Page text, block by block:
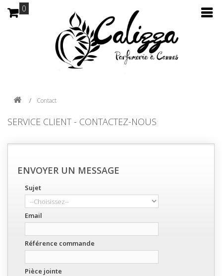
0
Contact
SERVICE CLIENT - CONTACTEZ-NOUS
ENVOYER UN MESSAGE
Sujet
Email
Référence commande
Pièce jointe